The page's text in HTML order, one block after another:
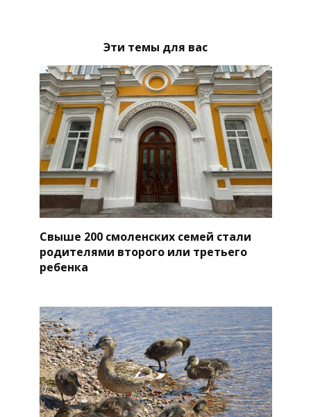
Эти темы для вас
Свыше 200 смоленских семей стали
родителями второго или третьего
ребенка